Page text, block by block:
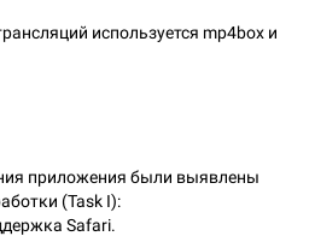
используется mp4box и
приложения были выявлены
(Task I):
Safari.